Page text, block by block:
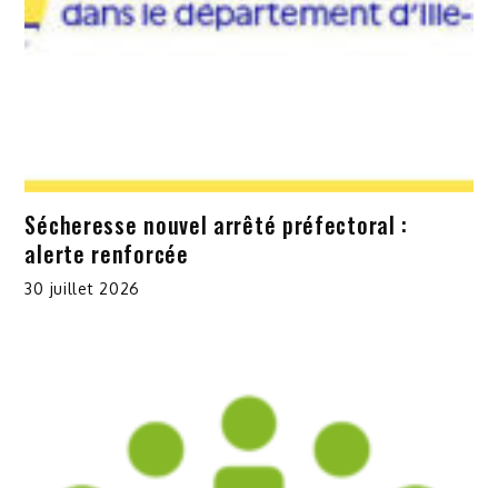
Sécheresse nouvel arrêté préfectoral :
alerte renforcée
30 juillet 2026